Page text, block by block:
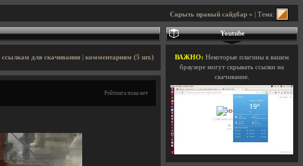
Скрыть правый сайдбар » | Тема:
ссылкам для скачивания комментариям (5 шт.)
Рейтинга пока нет
Youtube
ВАЖНО: Некоторые плагины в вашем
браузере могут скрывать ссылки на
скачивание.